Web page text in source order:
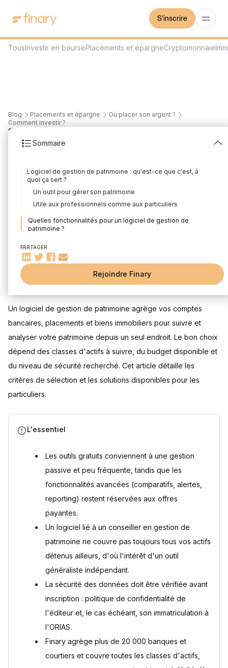
S'inscrire
TousInvestir en boursePlacements et épargneCryptomonnaie
Blog Placements et épargne
Où placer son argent ?
Comment investir ?
Sommaire
Logiciel de gestion de patrimoine : qu'est-ce que c'est, à
quoi ça sert ?
Un outil pour gérer son patrimoine
Utile aux professionnels comme aux particuliers
Quelles fonctionnalités pour un logiciel de gestion de
patrimoine ?
logiciel
L'analyse de l'évolution de votre patrimoine
Comment choisir son logiciel de gestion de patrimoine ?
La sécurité des données
Le suivi de toutes les classes d'actifs
La gestion des données en temps réel
La force d'une communauté d'investisseurs
Finary One : au-delà du logiciel, un gestionnaire privé dédié
Le logiciel de gestion de patrimoine Finary
Questions fréquentes
Un logiciel de gestion de patrimoine est-il sécurisé pour
conseiller en gestion de patrimoine ?
Quelles classes d'actifs un logiciel de gestion de
PARTAGER
Rejoindre Finary
20
patrimoine, lequel
choisir ?
Rédigé par Mounir Laggoune
Mis à jour le 22 juillet 2026
Un logiciel de gestion de patrimoine agrège vos comptes
bancaires, placements et biens immobiliers pour suivre et
analyser votre patrimoine depuis un seul endroit. Le bon choix
dépend des classes d'actifs à suivre, du budget disponible et
du niveau de sécurité recherché. Cet article détaille les
critères de sélection et les solutions disponibles pour les
particuliers.
L'essentiel
Les outils gratuits conviennent à une gestion
passive et peu fréquente, tandis que les
fonctionnalités avancées (comparatifs, alertes,
reporting) restent réservées aux offres
payantes.
Un logiciel lié à un conseiller en gestion de
patrimoine ne couvre pas toujours tous vos actifs
détenus ailleurs, d'où l'intérêt d'un outil
généraliste indépendant.
La sécurité des données doit être vérifiée avant
inscription : politique de confidentialité de
l'éditeur et, le cas échéant, son immatriculation à
l'ORIAS.
Finary agrège plus de 20 000 banques et
courtiers et couvre toutes les classes d'actifs,